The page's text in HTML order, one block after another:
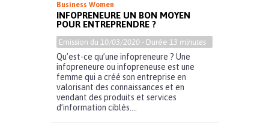
Business Women
INFOPRENEURE UN BON MOYEN
POUR ENTREPRENDRE ?
Emission du 10/03/2020 - Durée 13 minutes
Qu’est-ce qu’une infopreneure ? Une
infopreneure ou infopreneuse est une
femme qui a créé son entreprise en
valorisant des connaissances et en
vendant des produits et services
d’information ciblés....